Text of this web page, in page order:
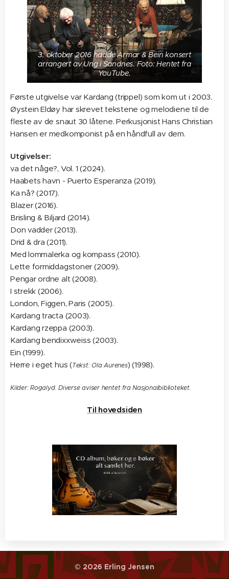
3. oktober 2016 hadde Armar & Bein konsert
arrangert av Ung i Sandnes. Foto: Hentet fra
YouTube.
Første utgivelse var Kardang (trippel) som kom ut i 2003.
Øystein Eldøy har skrevet tekstene og melodiene til de
fleste av de snaut 30 låtene. Perkusjonist Hans Christian
Hansen er medkomponist på en håndfull av dem.
Utgivelser:
va det någe?, Vol. 1 (2024).
Haabets havn - Puerto Esperanza (2019).
Ka nå? (2017).
Blazer (2016).
Brisling & Biljard (2014).
Don vadder (2013).
Drid & dra (2011).
Med lommalerka og kompass (2010).
Lette formiddagstoner (2009).
Pengar ordne alt (2008).
I strekk (2006).
London, Figgen, Paris (2005).
Kardang tracta (2003).
Kardang rzeppa (2003).
Kardang bendixxweiss (2003).
Ein (1999).
Herre i eget hus (Tekst: Ola Aurenes) (1998).
Kilder: Rogalyd. Diverse aviser hentet fra Nasjonalbiblioteket.
Til hovedsiden
© 2026 Erling Jensen